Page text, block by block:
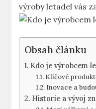
‍výroby letadel vás
Obsah článku
Kdo‍ je výrobcem
Klíčové
Inovace a
Historie a ⁤vývoj